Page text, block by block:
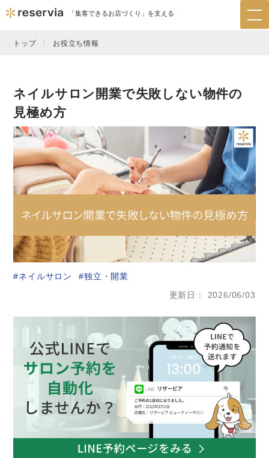
「集客できるお店づくり」を支える
トップ お役立ち情報
ネイルサロン開業で失敗しない物件の
見極め方
ネイルサロン
独立・開業
更新日
2026/06/03